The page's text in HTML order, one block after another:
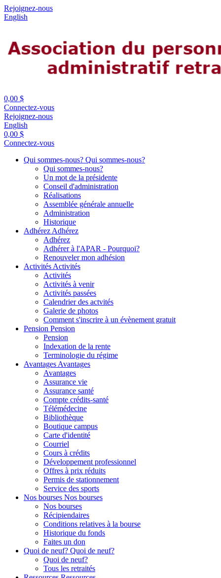
Rejoignez-nous
English
0,00 $
Connectez-vous
Rejoignez-nous
English
0,00 $
Connectez-vous
Qui sommes-nous? Qui sommes-nous?
Qui sommes-nous?
Un mot de la présidente
Conseil d'administration
Réalisations
Assemblée générale annuelle
Administration
Historique
Adhérez Adhérez
Adhérez
Adhérer à l'APAR - Pourquoi?
Renouveler mon adhésion
Activités Activités
Activités
Activités à venir
Activités passées
Calendrier des actvités
Galerie de photos
Comment s'inscrire à un évènement gratuit
Pension Pension
Pension
Indexation de la rente
Terminologie du régime
Avantages Avantages
Avantages
Assurance vie
Assurance santé
Compte crédits-santé
Télémédecine
Bibliothèque
Boutique campus
Carte d'identité
Courriel
Cours à crédits
Développement professionnel
Offres à prix réduits
Permis de stationnement
Service des sports
Nos bourses Nos bourses
Nos bourses
Récipiendaires
Conditions relatives à la bourse
Historique du fonds
Faites un don
Quoi de neuf? Quoi de neuf?
Quoi de neuf?
Tous les retraités